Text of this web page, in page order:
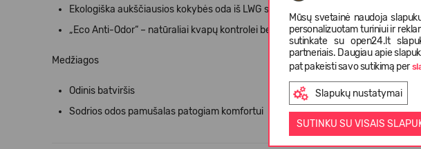
Mūsų svetainė naudoja
personalizuotam turiniui ir
sutinkate su open24.lt
partneriais. Daugiau apie
pat pakeisti savo sutikimą per
Slapukų nustatymai
SUTINKU SU VISAIS
Ekologiška aukščiausios kokybės oda iš LWG sertifikuotos raugyklos švaresniam
„Eco Anti-Odor“ – natūraliai kvapų kontrolei be pesticidų
Medžiagos
Odinis batviršis
Sodrios odos pamušalas patogiam komfortui